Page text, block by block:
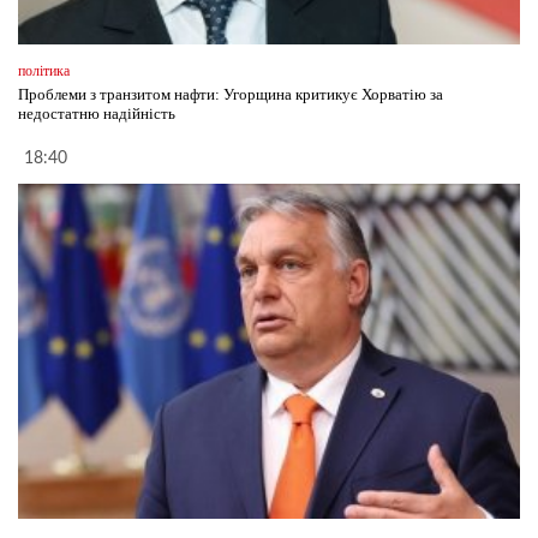
політика
Проблеми з транзитом нафти: Угорщина критикує Хорватію за
недостатню надійність
18:40